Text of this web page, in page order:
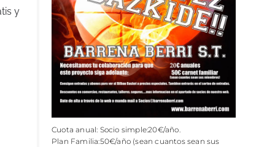
y
Cuota anual: Socio simple:20€/año.
Plan Familia:50€/año (sean cuantos sean sus